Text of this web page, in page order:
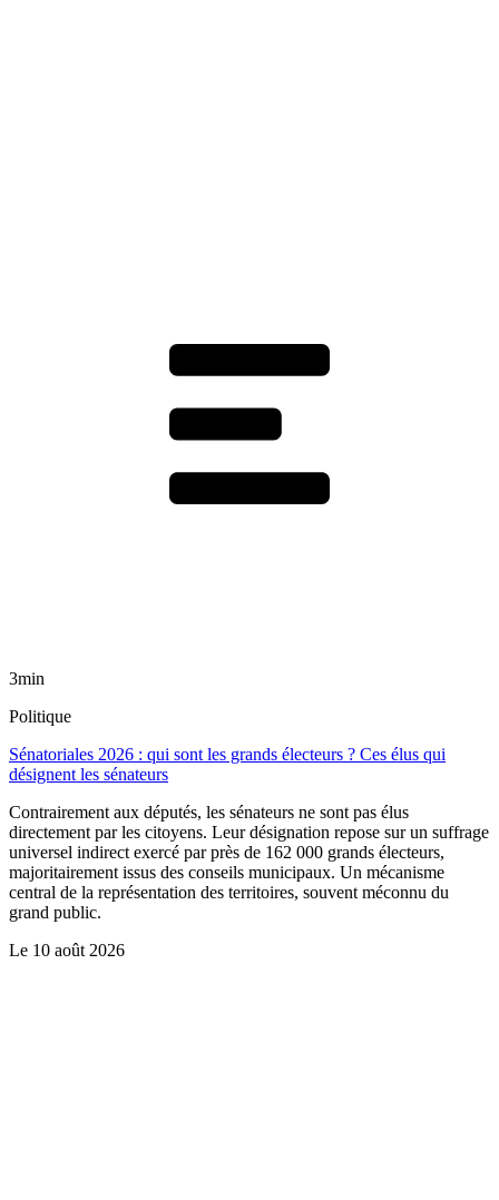
3min
Politique
Sénatoriales 2026 : qui sont les grands électeurs ? Ces élus qui
désignent les sénateurs
Contrairement aux députés, les sénateurs ne sont pas élus
directement par les citoyens. Leur désignation repose sur un suffrage
universel indirect exercé par près de 162 000 grands électeurs,
majoritairement issus des conseils municipaux. Un mécanisme
central de la représentation des territoires, souvent méconnu du
grand public.
Le 10 août 2026